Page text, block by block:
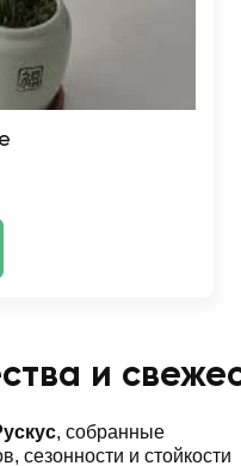
и
, собранные
сезонности и стойкости